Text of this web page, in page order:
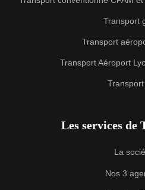
Transport
Transport
Transport Aéroport
Les services de
La
Nos 3